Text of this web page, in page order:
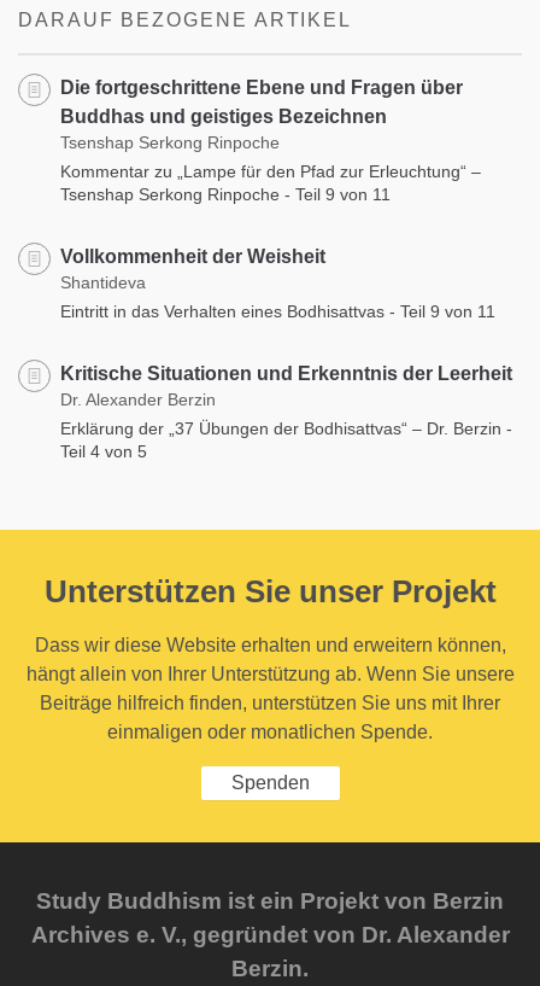
DARAUF BEZOGENE ARTIKEL
Die fortgeschrittene Ebene und Fragen über
Buddhas und geistiges Bezeichnen
Tsenshap Serkong Rinpoche
Kommentar zu „Lampe für den Pfad zur Erleuchtung“ –
Tsenshap Serkong Rinpoche - Teil 9 von 11
Vollkommenheit der Weisheit
Shantideva
Eintritt in das Verhalten eines Bodhisattvas - Teil 9 von 11
Kritische Situationen und Erkenntnis der Leerheit
Dr. Alexander Berzin
Erklärung der „37 Übungen der Bodhisattvas“ – Dr. Berzin -
Teil 4 von 5
Unterstützen Sie unser Projekt
Dass wir diese Website erhalten und erweitern können,
hängt allein von Ihrer Unterstützung ab. Wenn Sie unsere
Beiträge hilfreich finden, unterstützen Sie uns mit Ihrer
einmaligen oder monatlichen Spende.
Spenden
Study Buddhism ist ein Projekt von Berzin
Archives e. V., gegründet von Dr. Alexander
Berzin.